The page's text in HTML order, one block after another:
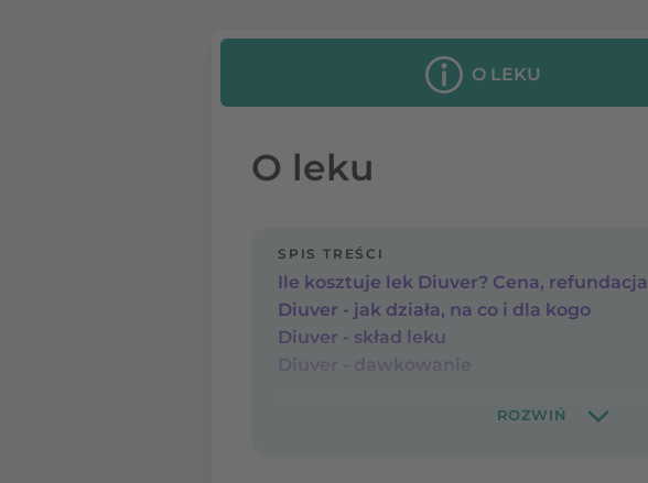
O LEKU
O leku
SPIS TREŚCI
Ile kosztuje lek Diuver? Cena, refundacja
Diuver - jak działa, na co i dla kogo
Diuver - skład leku
Diuver - dawkowanie